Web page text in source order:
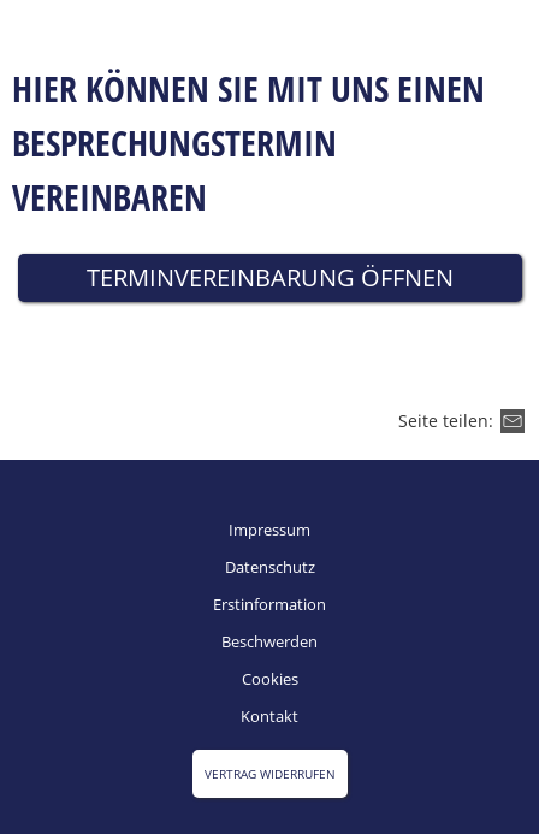
HIER KÖNNEN SIE MIT UNS EINEN
BESPRECHUNGSTERMIN
VEREINBAREN
TERMINVEREINBARUNG ÖFFNEN
Seite teilen:
Impressum
Datenschutz
Erstinformation
Beschwerden
Cookies
Kontakt
VERTRAG WIDERRUFEN